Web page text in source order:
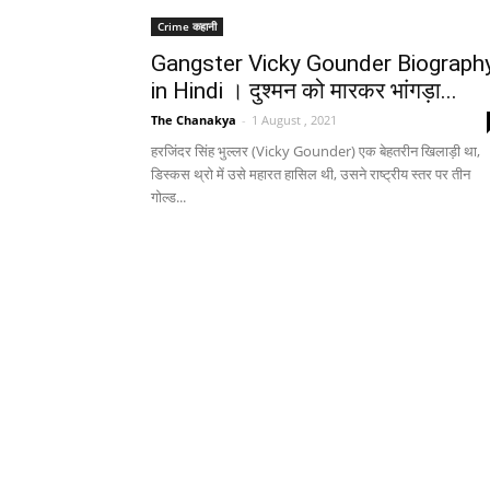
Crime कहानी
Gangster Vicky Gounder
in Hindi । दुश्मन को मारकर भांगड़ा...
The Chanakya - 1 August , 2021
हरजिंदर सिंह भुल्लर (Vicky Gounder) एक बेहतरीन खिलाड़ी था,
डिस्कस थ्रो में उसे महारत हासिल थी, उसने राष्ट्रीय स्तर पर तीन
गोल्ड...